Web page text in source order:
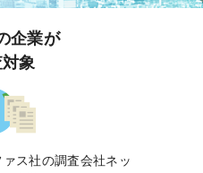
企業が
象
ス社の調査会社ネッ